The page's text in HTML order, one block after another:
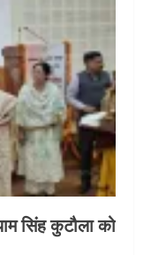
सिंह कुटौला को